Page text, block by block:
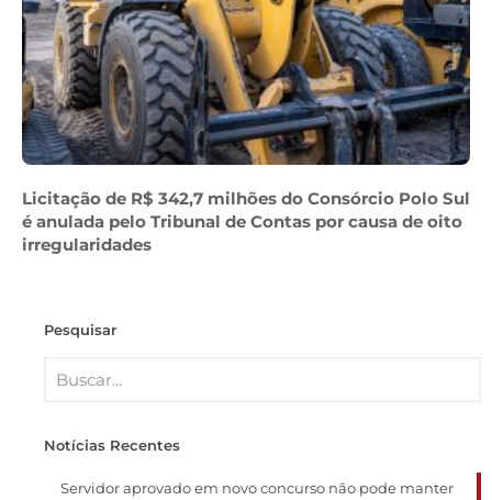
Licitação de R$ 342,7 milhões do Consórcio Polo Sul
é anulada pelo Tribunal de Contas por causa de oito
irregularidades
Pesquisar
Notícias Recentes
Servidor aprovado em novo concurso não pode manter